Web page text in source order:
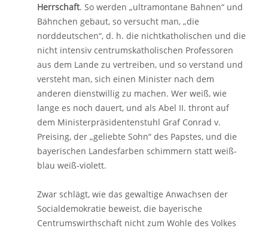
Herrschaft. So werden „ultramontane Bahnen“ und
Bähnchen gebaut, so versucht man, „die
norddeutschen“, d. h. die nichtkatholischen und die
nicht intensiv centrumskatholischen Professoren
aus dem Lande zu vertreiben, und so verstand und
versteht man, sich einen Minister nach dem
anderen dienstwillig zu machen. Wer weiß, wie
lange es noch dauert, und als Abel II. thront auf
dem Ministerpräsidentenstuhl Graf Conrad v.
Preising, der „geliebte Sohn“ des Papstes, und die
bayerischen Landesfarben schimmern statt weiß-
blau weiß-violett.
Zwar schlägt, wie das gewaltige Anwachsen der
Socialdemokratie beweist, die bayerische
Centrumswirthschaft nicht zum Wohle des Volkes